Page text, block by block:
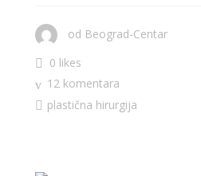
od Beograd-Centar
0 likes
12 komentara
plastična hirurgija